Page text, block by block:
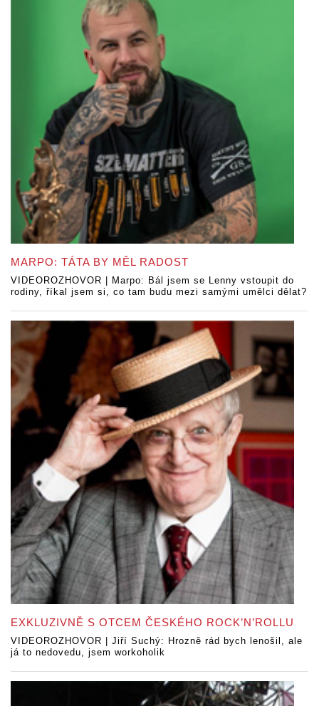
MARPO: TÁTA BY MĚL RADOST
VIDEOROZHOVOR | Marpo: Bál jsem se Lenny vstoupit do
rodiny, říkal jsem si, co tam budu mezi samými umělci dělat?
EXKLUZIVNĚ S OTCEM ČESKÉHO ROCK’N’ROLLU
VIDEOROZHOVOR | Jiří Suchý: Hrozně rád bych lenošil, ale
já to nedovedu, jsem workoholik